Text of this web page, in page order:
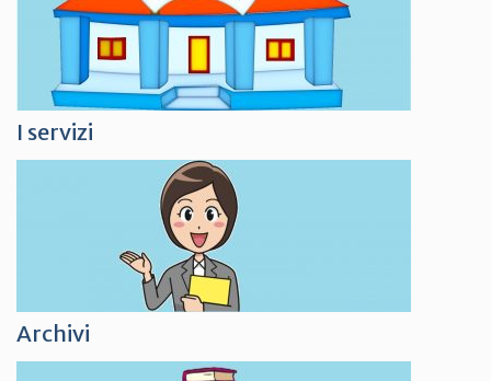
I servizi
Archivi